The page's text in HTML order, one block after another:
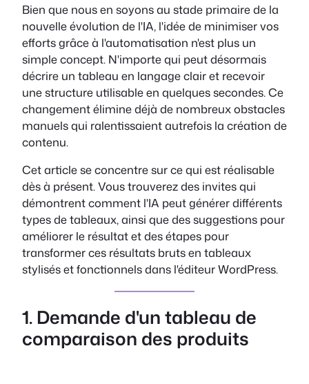
Bien que nous en soyons au stade primaire de la
nouvelle évolution de l'IA, l'idée de minimiser vos
efforts grâce à l'automatisation n'est plus un
simple concept. N'importe qui peut désormais
décrire un tableau en langage clair et recevoir
une structure utilisable en quelques secondes. Ce
changement élimine déjà de nombreux obstacles
manuels qui ralentissaient autrefois la création de
contenu.
Cet article se concentre sur ce qui est réalisable
dès à présent. Vous trouverez des invites qui
démontrent comment l'IA peut générer différents
types de tableaux, ainsi que des suggestions pour
améliorer le résultat et des étapes pour
transformer ces résultats bruts en tableaux
stylisés et fonctionnels dans l'éditeur WordPress.
1. Demande d'un tableau de
comparaison des produits